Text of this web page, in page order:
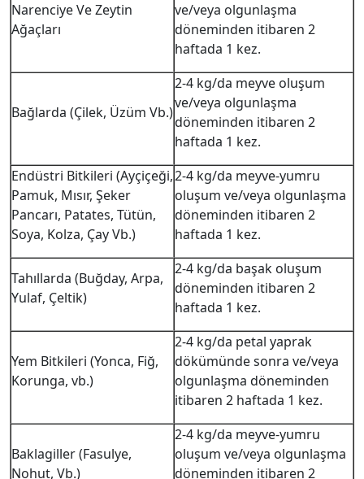
Narenciye Ve Zeytin
Ağaçları
ve/veya olgunlaşma
döneminden itibaren 2
haftada 1 kez.
Bağlarda (Çilek, Üzüm Vb.)
2-4 kg/da meyve oluşum
ve/veya olgunlaşma
döneminden itibaren 2
haftada 1 kez.
Endüstri Bitkileri (Ayçiçeği,
Pamuk, Mısır, Şeker
Pancarı, Patates, Tütün,
Soya, Kolza, Çay Vb.)
2-4 kg/da meyve-yumru
oluşum ve/veya olgunlaşma
döneminden itibaren 2
haftada 1 kez.
Tahıllarda (Buğday, Arpa,
Yulaf, Çeltik)
2-4 kg/da başak oluşum
döneminden itibaren 2
haftada 1 kez.
Yem Bitkileri (Yonca, Fiğ,
Korunga, vb.)
2-4 kg/da petal yaprak
dökümünde sonra ve/veya
olgunlaşma döneminden
itibaren 2 haftada 1 kez.
Baklagiller (Fasulye,
Nohut, Vb.)
2-4 kg/da meyve-yumru
oluşum ve/veya olgunlaşma
döneminden itibaren 2